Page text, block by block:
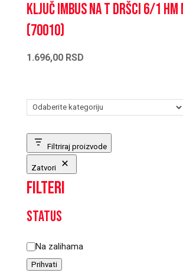
Ključ imbus na T dršci 6/1
(70010)
1.696,00 RSD
Odaberite
Filtriraj proizvode
Zatvori
Filteri
Status
Status
Na zalihama
Prihvati